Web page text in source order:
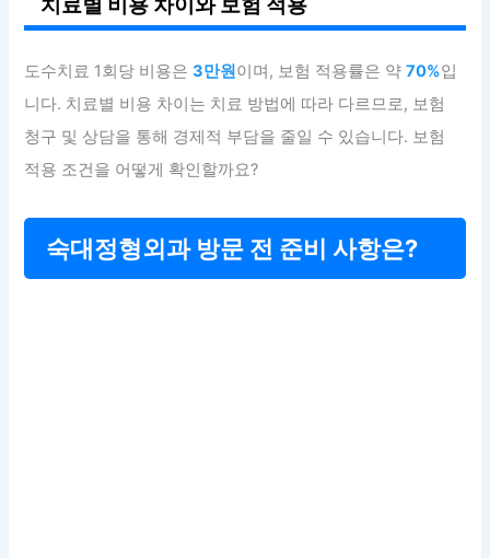
도수치료 1회당 비용은3만원이며, 보험 적용률은 약70%입
니다. 치료별 비용 차이는 치료 방법에 따라 다르므로, 보험
청구 및 상담을 통해 경제적 부담을 줄일 수 있습니다. 보험
적용 조건을 어떻게 확인할까요?
숙대정형외과 방문 전 준비 사항은?